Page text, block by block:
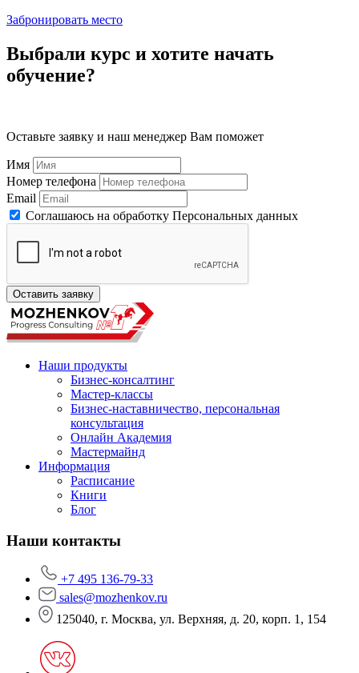
Забронировать место
Выбрали курс и хотите начать
обучение?
Оставьте заявку и наш менеджер Вам поможет
Имя
Номер телефона
Email
Соглашаюсь на обработку Персональных данных
Наши продукты
Бизнес-консалтинг
Мастер-классы
Бизнес-наставничество, персональная
консультация
Онлайн Академия
Мастермайнд
Информация
Расписание
Книги
Блог
Наши контакты
+7 495 136-79-33
sales@mozhenkov.ru
125040, г. Москва, ул. Верхняя, д. 20, корп. 1, 154